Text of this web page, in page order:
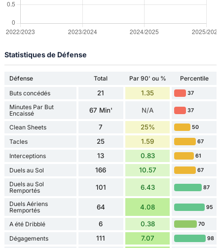
Statistiques de Défense
Défense Total Par 90' ou %
Percentile
Buts concédés
21 1.35 37
Minutes Par But
Encaissé
67 Min' N/A 37
Clean Sheets 7 25% 50
Tacles 25 1.59 67
Interceptions 13 0.83 61
Duels au Sol 166 10.57 67
Duels au Sol
Remportés
101 6.43 87
Duels Aériens
Remportés
64 4.08 95
A été Dribblé 6 0.38 70
Dégagements 111 7.07 98